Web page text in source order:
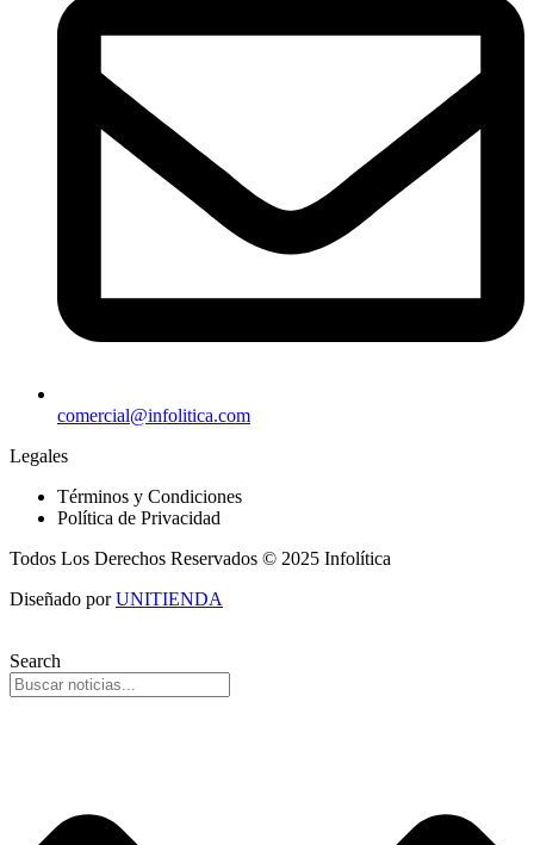
comercial@infolitica.com
Legales
Términos y Condiciones
Política de Privacidad
Todos Los Derechos Reservados © 2025 Infolítica
Diseñado porUNITIENDA
Search